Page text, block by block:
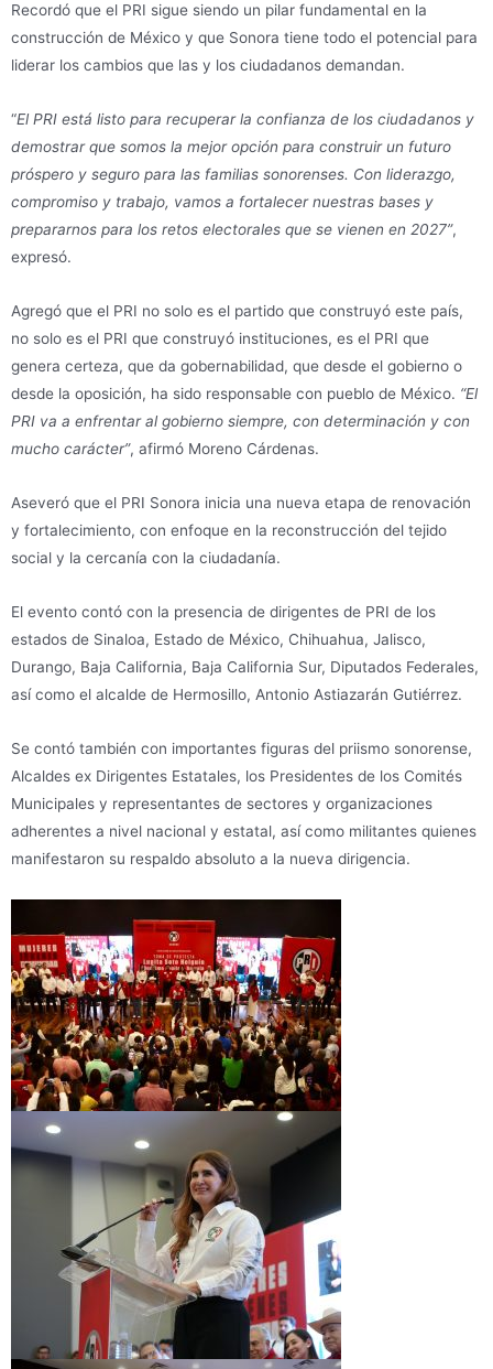
Recordó que el PRI sigue siendo un pilar fundamental en la
construcción de México y que Sonora tiene todo el potencial para
liderar los cambios que las y los ciudadanos demandan.
“El PRI está listo para recuperar la confianza de los ciudadanos y
demostrar que somos la mejor opción para construir un futuro
próspero y seguro para las familias sonorenses. Con liderazgo,
compromiso y trabajo, vamos a fortalecer nuestras bases y
prepararnos para los retos electorales que se vienen en 2027”,
expresó.
Agregó que el PRI no solo es el partido que construyó este país,
no solo es el PRI que construyó instituciones, es el PRI que
genera certeza, que da gobernabilidad, que desde el gobierno o
desde la oposición, ha sido responsable con pueblo de México. “El
PRI va a enfrentar al gobierno siempre, con determinación y con
mucho carácter”, afirmó Moreno Cárdenas.
Aseveró que el PRI Sonora inicia una nueva etapa de renovación
y fortalecimiento, con enfoque en la reconstrucción del tejido
social y la cercanía con la ciudadanía.
El evento contó con la presencia de dirigentes de PRI de los
estados de Sinaloa, Estado de México, Chihuahua, Jalisco,
Durango, Baja California, Baja California Sur, Diputados Federales,
así como el alcalde de Hermosillo, Antonio Astiazarán Gutiérrez.
Se contó también con importantes figuras del priismo sonorense,
Alcaldes ex Dirigentes Estatales, los Presidentes de los Comités
Municipales y representantes de sectores y organizaciones
adherentes a nivel nacional y estatal, así como militantes quienes
manifestaron su respaldo absoluto a la nueva dirigencia.